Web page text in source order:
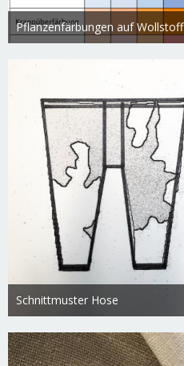
Pflanzenfärbungen auf Wollstoff
Swietlana
17. März 2019
Schnittmuster Hose
Swietlana
17. März 2019
3.042
0 0